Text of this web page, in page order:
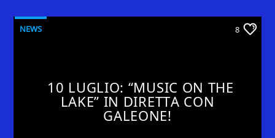
NEWS 8
10 LUGLIO: “MUSIC ON THE
LAKE” IN DIRETTA CON
GALEONE!